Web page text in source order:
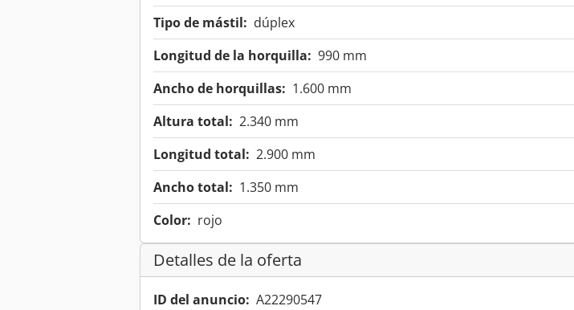
Tipo de mástil: dúplex
Longitud de la horquilla: 990 mm
Ancho de horquillas: 1.600 mm
Altura total: 2.340 mm
Longitud total: 2.900 mm
Ancho total: 1.350 mm
Color: rojo
Detalles de la oferta
ID del anuncio: A22290547